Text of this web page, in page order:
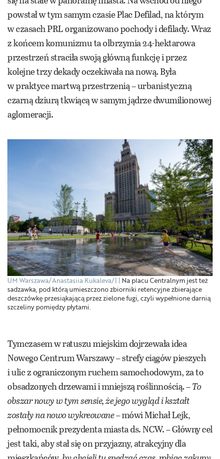
powstał w tym samym czasie Plac Defilad, na którym
w czasach PRL organizowano pochody i defilady. Wraz
z końcem komunizmu ta olbrzymia 24-hektarowa
przestrzeń straciła swoją główną funkcję i przez
kolejne trzy dekady oczekiwała na nową. Była
w praktyce martwą przestrzenią – urbanistyczną
czarną dziurą tkwiącą w samym jądrze dwumilionowej
aglomeracji.
UM Warszawa/Anastasiia Kukaleva/| Na placu Centralnym jest też
sadzawka, pod którą umieszczono zbiorniki retencyjne zbierające
deszczówkę przesiąkającą przez zielone fugi, czyli wypełnione darnią
szczeliny pomiędzy płytami.
Tymczasem w ratuszu miejskim dojrzewała idea
Nowego Centrum Warszawy – strefy ciągów pieszych
i ulic z ograniczonym ruchem samochodowym, za to
obsadzonych drzewami i mniejszą roślinnością. –To
obszar nowy w tym sensie, że jego wygląd i kształt
zostały na nowo wykreowane– mówi Michał Lejk,
pełnomocnik prezydenta miasta ds. NCW. – Główny cel
jest taki, aby stał się on przyjazny, atrakcyjny dla